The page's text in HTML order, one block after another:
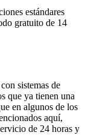
estándares
gratuito de 14
sistemas de
que ya tienen una
en algunos de los
aquí,
de 24 horas y